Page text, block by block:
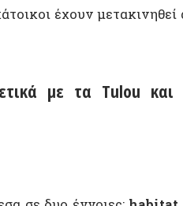
της ζωής. Αυτό που
δεν αναφέρεται ρητά
όταν υπάρχει
αυτή τη διάκριση
για τα Τulou.